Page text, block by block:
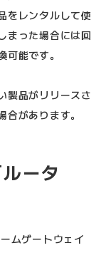
をレンタルして使
まった場合には回
能です。
製品がリリースさ
があります。
ータ
ムゲートウェイ